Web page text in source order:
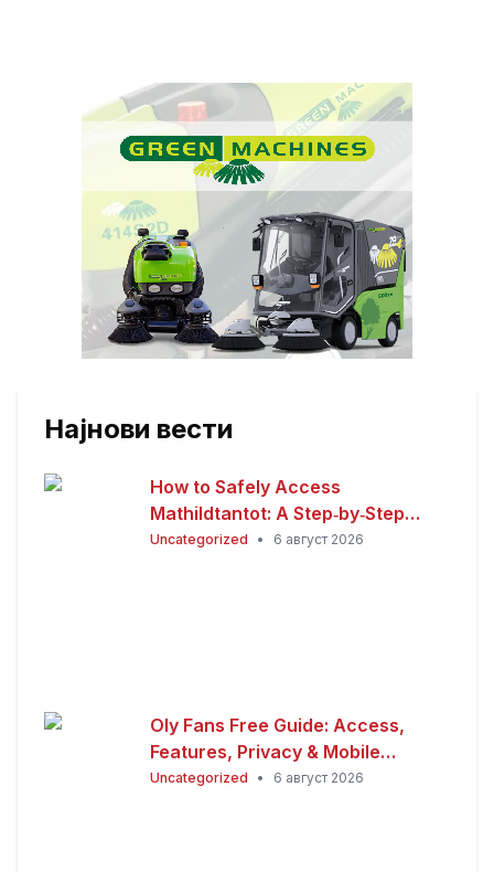
Најнови вести
How to Safely Access
Mathildtantot: A Step‑by‑Step
Premium Guide
Uncategorized • 6 август 2026
Oly Fans Free Guide: Access,
Features, Privacy & Mobile
Experience
Uncategorized • 6 август 2026